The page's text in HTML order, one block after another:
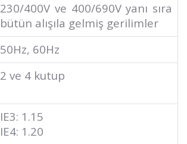
230/400V ve 400/690V yanı sıra
bütün alışıla gelmiş gerilimler
50Hz, 60Hz
2 ve 4 kutup
IE3: 1.15
IE4: 1.20